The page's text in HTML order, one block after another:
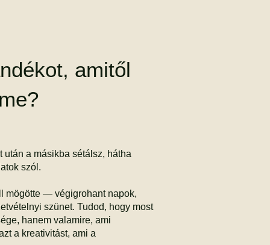
amitől
után a másikba sétálsz, hátha
szól.
mögötte — végigrohant napok,
szünet. Tudod, hogy most
hanem valamire, ami
a kreativitást, ami a